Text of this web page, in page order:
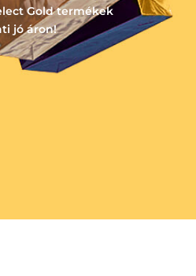
Gold termékek
jó áron!